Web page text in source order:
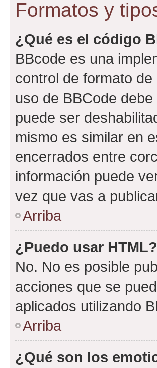
Formatos y
¿Qué es el código
BBcode es una
control de formato
uso de BBCode
puede ser
mismo es similar en
encerrados entre
información puede
vez que vas a
Arriba
¿Puedo usar HTML?
No. No es posible
acciones que se
aplicados utilizando
Arriba
¿Qué son los